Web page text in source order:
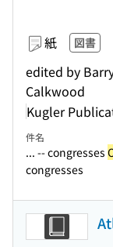
紙 図書
edited by
Calkwood
Kugler
件名
... -- congresses
congresses